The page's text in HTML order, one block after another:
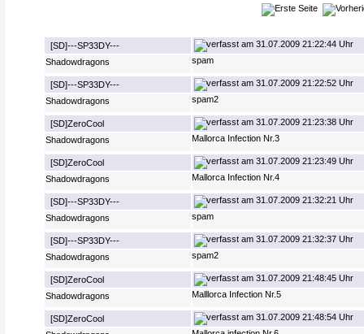
[SD]---SP33DY---
31.07.2009 21:22:44 Uhr
Shadowdragons
spam
[SD]---SP33DY---
31.07.2009 21:22:52 Uhr
Shadowdragons
spam2
[SD]ZeroCool
31.07.2009 21:23:38 Uhr
Shadowdragons
Mallorca Infection Nr.3
[SD]ZeroCool
31.07.2009 21:23:49 Uhr
Shadowdragons
Mallorca Infection Nr.4
[SD]---SP33DY---
31.07.2009 21:32:21 Uhr
Shadowdragons
spam
[SD]---SP33DY---
31.07.2009 21:32:37 Uhr
Shadowdragons
spam2
[SD]ZeroCool
31.07.2009 21:48:45 Uhr
Shadowdragons
Malllorca Infection Nr.5
[SD]ZeroCool
31.07.2009 21:48:54 Uhr